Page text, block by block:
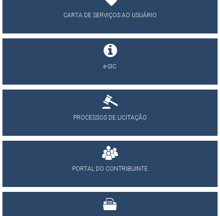
CARTA DE SERVIÇOS AO USUÁRIO
e-SIC
PROCESSOS DE LICITAÇÃO
PORTAL DO CONTRIBUINTE